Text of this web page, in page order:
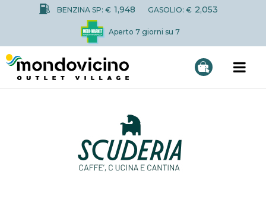
BENZINA SP: € 1,948 GASOLIO: € 2,053
Aperto 7 giorni su 7